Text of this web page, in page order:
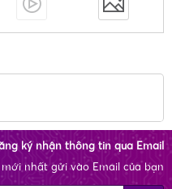
ký nhận thông tin qua Email
nhất gửi vào Email của bạn